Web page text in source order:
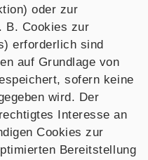
oder zur
B. Cookies zur
erforderlich sind
auf Grundlage von
sofern keine
wird. Der
Interesse an
Cookies zur
Bereitstellung